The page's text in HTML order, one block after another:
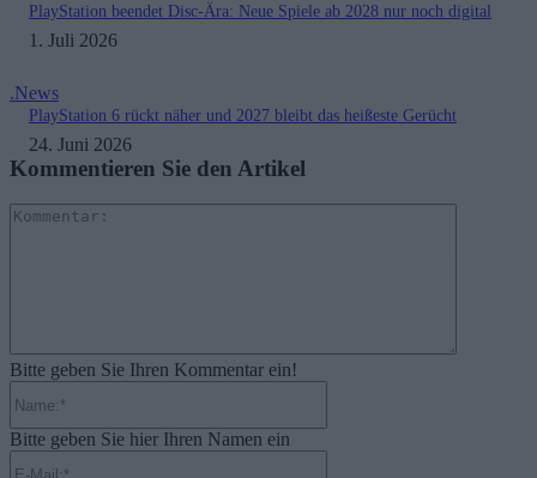
PlayStation beendet Disc-Ära: Neue Spiele ab 2028 nur noch digital
1. Juli 2026
.News
PlayStation 6 rückt näher und 2027 bleibt das heißeste Gerücht
24. Juni 2026
Kommentieren Sie den Artikel
Bitte geben Sie Ihren Kommentar ein!
Bitte geben Sie hier Ihren Namen ein